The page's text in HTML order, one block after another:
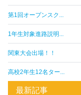
第1回オープンスク...
1年生対象進路説明...
関東大会出場！！
高校2年生12名ター...
最新記事